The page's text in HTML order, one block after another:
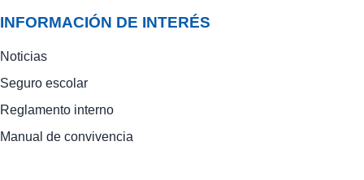
INFORMACIÓN DE INTERÉS
Noticias
Seguro escolar
Reglamento interno
Manual de convivencia